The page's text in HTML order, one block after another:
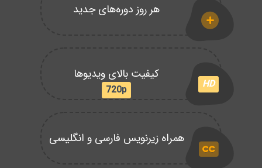
هر روز دوره‌های جدید
HD
کیفیت بالای ویدیوها
720p
همراه زیرنویس فارسی و انگلیسی